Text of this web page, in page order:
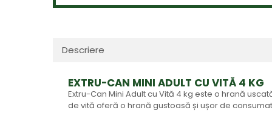
Descriere
EXTRU-CAN MINI ADULT CU VITĂ 4 KG
Extru-Can Mini Adult cu Vită 4 kg este o hrană
de vită oferă o hrană gustoasă și ușor de